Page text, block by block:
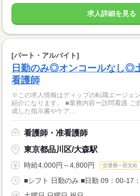
求人詳細を見る
[パート・アルバイト]
日勤のみ◎オンコールなし◎
看護師
※この求人情報はディップの転職エージェ
紹介になります。 ■業務内容ー訪問看護 ご
成した指示書やケア...
看護師・准看護師
東京都品川区/大森駅
時給4,000円～4,800円 交通費一部支給
■シフト 日勤のみ ■日勤 09：00-17